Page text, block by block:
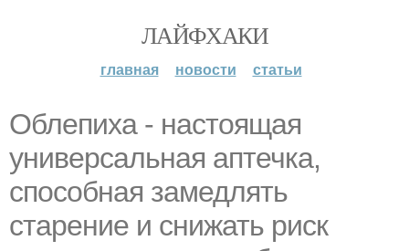
ЛАЙФХАКИ
главная новости статьи
Облепиха - настоящая
универсальная аптечка,
способная замедлять
старение и снижать риск